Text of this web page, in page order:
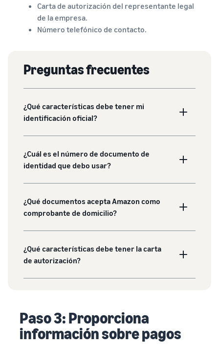
Carta de autorización del representante legal
de la empresa.
Número telefónico de contacto.
Preguntas frecuentes
¿Qué características debe tener mi
identificación oficial?
¿Cuál es el número de documento de
identidad que debo usar?
¿Qué documentos acepta Amazon como
comprobante de domicilio?
¿Qué características debe tener la carta
de autorización?
Paso 3: Proporciona
información sobre pagos